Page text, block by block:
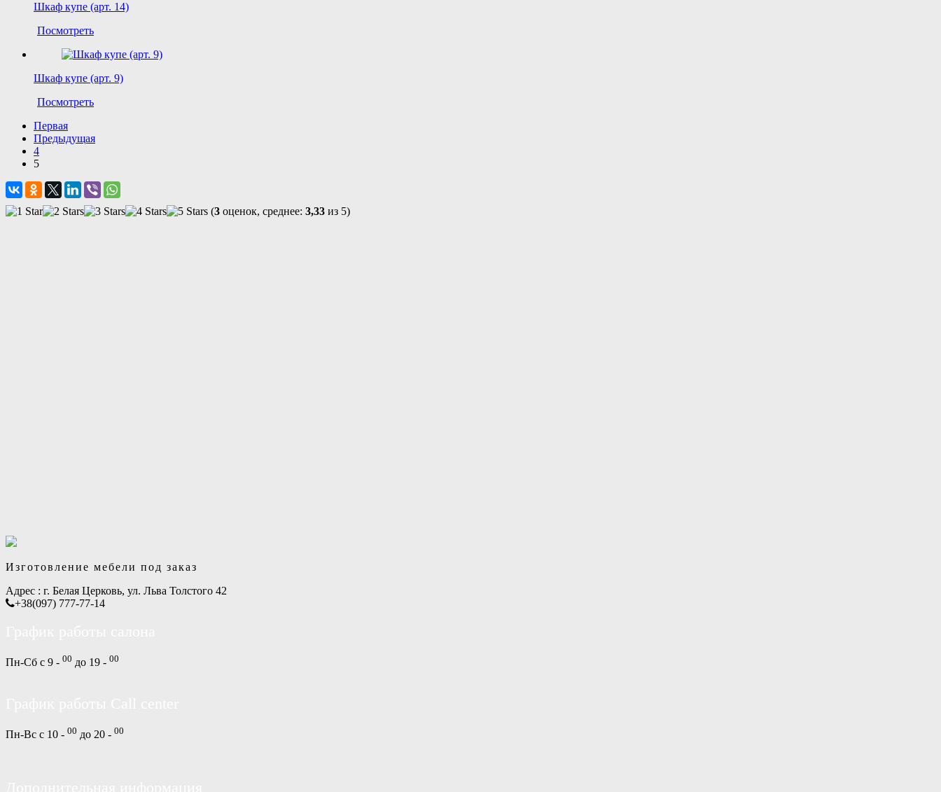
Шкаф купе (арт. 14)
Посмотреть
Шкаф купе (арт. 9)
Посмотреть
Первая
Предыдущая
4
5
(3 оценок, среднее: 3,33 из 5)
Изготовление мебели под заказ
Адрес : г. Белая Церковь, ул. Льва Толстого 42
+38(097) 777-77-14
Пн-Сб с 9 - 00 до 19 - 00
Пн-Вс с 10 - 00 до 20 - 00